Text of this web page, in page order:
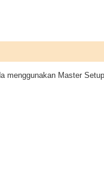
menggunakan Master